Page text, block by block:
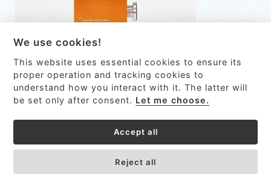
EMILIE
První nano-elektro-mechanický (NEMS) FTIR analyzátor
We use cookies!
This website uses essential cookies to ensure its
proper operation and tracking cookies to
understand how you interact with it. The latter will
be set only after consent. Let me choose.
Accept all
Reject all